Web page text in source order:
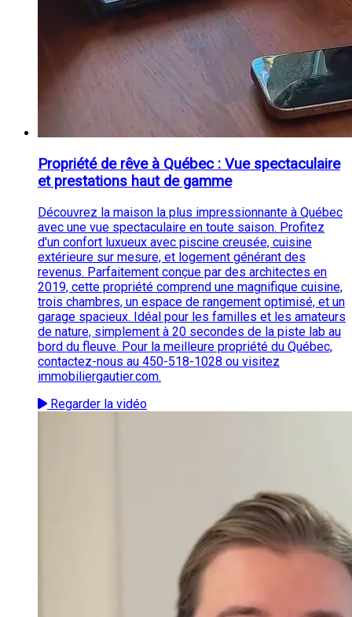
Propriété de rêve à Québec : Vue spectaculaire
et prestations haut de gamme
Découvrez la maison la plus impressionnante à Québec
avec une vue spectaculaire en toute saison. Profitez
d'un confort luxueux avec piscine creusée, cuisine
extérieure sur mesure, et logement générant des
revenus. Parfaitement conçue par des architectes en
2019, cette propriété comprend une magnifique cuisine,
trois chambres, un espace de rangement optimisé, et un
garage spacieux. Idéal pour les familles et les amateurs
de nature, simplement à 20 secondes de la piste lab au
bord du fleuve. Pour la meilleure propriété du Québec,
contactez-nous au 450-518-1028 ou visitez
immobiliergautier.com.
Regarder la vidéo